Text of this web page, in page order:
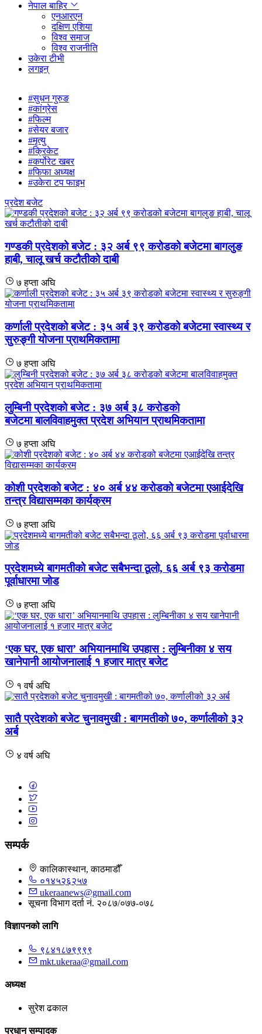
नेपाल बाहिर
एनआरएन
दक्षिण एशिया
विश्व समाज
विश्व राजनीति
उकेरा टीभी
लगइन्
#सुधन गुरुङ
#कांग्रेस
#फिल्म
#सेयर बजार
#मृत्यु
#क्रिकेट
#कर्पोरेट खबर
#फिफा अध्यक्ष
#उकेरा टप फाइभ
प्रदेश बजेट
गण्डकी प्रदेशको बजेट : ३२ अर्ब ९९ करोडको बजेटमा बागलुङ
हाबी, चालू खर्च कटौतीको दाबी
७ हप्ता अघि
कर्णाली प्रदेशको बजेट : ३५ अर्ब ३९ करोडको बजेटमा स्वास्थ्य र
सुरुङ्गी योजना प्राथमिकतामा
७ हप्ता अघि
लुम्बिनी प्रदेशको बजेट : ३७ अर्ब ३८ करोडको
बजेटमा बालविवाहमुक्त प्रदेश अभियान प्राथमिकतामा
७ हप्ता अघि
कोशी प्रदेशको बजेट : ४० अर्ब ४४ करोडको बजेटमा एआईदेखि
तन्त्र विद्यासम्मका कार्यक्रम
७ हप्ता अघि
प्रदेशमध्ये बागमतीको बजेट सबैभन्दा ठूलो, ६६ अर्ब ९३ करोडमा
पूर्वाधारमा जोड
७ हप्ता अघि
‘एक घर, एक धारा’ अभियानमाथि उपहास : लुम्बिनीका ४ सय
खानेपानी आयोजनालाई १ हजार मात्र बजेट
१ वर्ष अघि
सातै प्रदेशको बजेट चुनावमुखी : बागमतीको ७०, कर्णालीको ३२
अर्ब
४ वर्ष अघि
सम्पर्क
कालिकास्थान, काठमाडौँ
०१४५२६२५७
ukeraanews@gmail.com
सूचना विभाग दर्ता नं. २०८७/०७७-०७८
विज्ञापनको लागि
९८४१८७९९९९
mkt.ukeraa@gmail.com
अध्यक्ष
सुरेश ढकाल
प्रधान सम्पादक